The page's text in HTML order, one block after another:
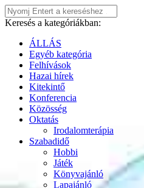
Keresés a kategóriákban:
ÁLLÁS
Egyéb kategória
Felhívások
Hazai hírek
Kitekintő
Konferencia
Közösség
Oktatás
Irodalomterápia
Szabadidő
Hobbi
Játék
Könyvajánló
Lapajánló